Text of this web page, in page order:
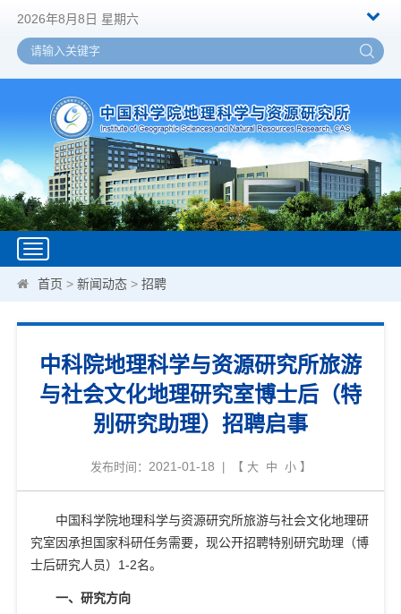
2026年8月8日 星期六
Toggle
navigation
首页 >新闻动态 >招聘
中科院地理科学与资源研究所旅游
与社会文化地理研究室博士后（特
别研究助理）招聘启事
发布时间： 2021-01-18 | 【 大 中 小】
中国科学院地理科学与资源研究所旅游与社会文化地理研
究室因承担国家科研任务需要，现公开招聘特别研究助理（博
士后研究人员） 1-2名。
一、研究方向